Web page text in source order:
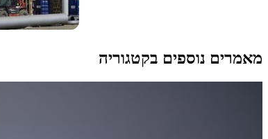
מאמרים נוספים בקטגוריה